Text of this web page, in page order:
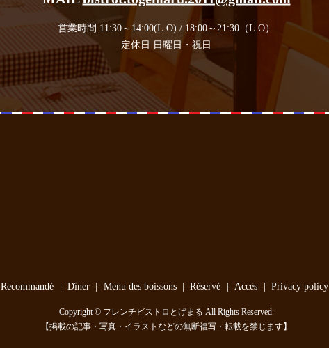
営業時間 11:30～14:00(L.O) / 18:00～21:30（L.O）
定休日 日曜日・祝日
Recommandé Dîner Menu des boissons Réservé Accès Privacy policy
Copyright © フレンチビストロとげまる All Rights Reserved.
【掲載の記事・写真・イラストなどの無断複写・転載を禁じます】